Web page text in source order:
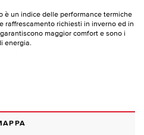
è un indice delle performance termiche
raffrescamento richiesti in inverno ed in
maggior comfort e sono i
energia.